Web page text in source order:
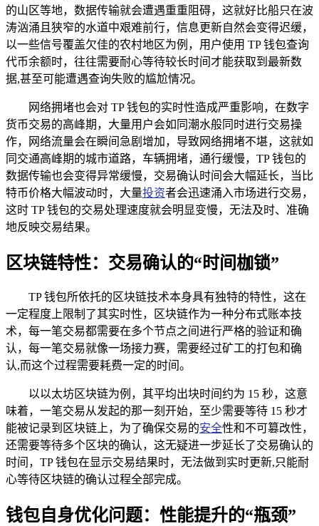
的山区等地，数据传输就会遭遇重重阻碍，这就好比船只在波
涛汹涌且狭窄的水道中艰难前行，信息更新自然会变得迟缓，
以一些信号覆盖欠佳的农村地区为例，用户使用 TP 钱包查询
代币余额时，往往需要耐心等待较长时间才能获取到最新数
据,甚至可能遭遇查询失败的尴尬情况。
网络拥堵也会对 TP 钱包的实时性造成严重影响，在数字
货币交易的高峰期，大量用户会如同潮水般同时进行交易操
作，网络流量会在瞬间急剧增加，导致网络拥堵不堪，这就如
同交通高峰期的城市道路，车辆拥堵，通行缓慢，TP 钱包的
数据传输也会变得异常缓慢，交易确认时间会大幅延长，当比
特币价格大幅波动时，大量投资者会迅速涌入市场进行交易，
这时 TP 钱包的交易处理速度就会明显变慢，无法及时、准确
地反映交易结果。
区块链特性：交易确认的“时间枷锁”
TP 钱包所依托的区块链技术本身具有独特的特性，这在
一定程度上限制了其实时性，区块链作为一种分布式账本技
术，每一笔交易都需要在多个节点之间进行严格的验证和确
认，每一笔交易就像一场接力赛，需要经过矿工的打包和确
认,而这个过程需要耗费一定的时间。
以以太坊区块链为例，其平均出块时间约为 15 秒，这意
味着，一笔交易从发起的那一刻开始，至少需要等待 15 秒才
能被记录到区块链上，为了确保交易的安全性和不可篡改性，
还需要等待多个区块的确认，这无疑进一步延长了交易确认的
时间，TP 钱包在显示交易结果时，无法做到实时更新,只能耐
心等待区块链的确认过程全部完成。
钱包自身优化问题：性能提升的“瓶颈”